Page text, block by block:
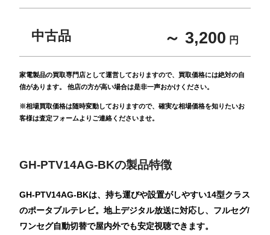
中古品 ～ 3,200 円
家電製品の買取専門店として運営しておりますので、買取価格には絶対の自
信があります。 他店の方が高い場合は是非一声おかけください。
※相場買取価格は随時変動しておりますので、確実な相場価格を知りたいお
客様は査定フォームよりご連絡くださいませ。
GH-PTV14AG-BKの製品特徴
GH-PTV14AG-BKは、持ち運びや設置がしやすい14型クラス
のポータブルテレビ。地上デジタル放送に対応し、フルセグ/
ワンセグ自動切替で屋内外でも安定視聴できます。